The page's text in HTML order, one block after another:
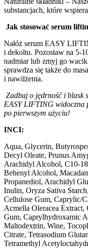
substancjach, które
Jak stosować serum
Nałóż serum EASY
i dekoltu. Pozostaw na 5-
nadmiar lub zmyj go
sprawdza się także do
i nawilżenia.
Zadbaj o jędrność i blask
EASY LIFTING widoczna
po pierwszym użyciu!
INCI:
Aqua, Glycerin,
Decyl Oleate, Prunus
Arachidyl Alcohol, C10-
Behenyl Alcohol,
Propanediol, Arachidyl
Inulin, Oryza Sativa
Cellulose Gum, Caprylic/
Acmella Oleracea Extract,
Gum, Caprylhydroxamic
Maltodextrin, Wine,
Citrate, Tetrasodium
Tetramethyl